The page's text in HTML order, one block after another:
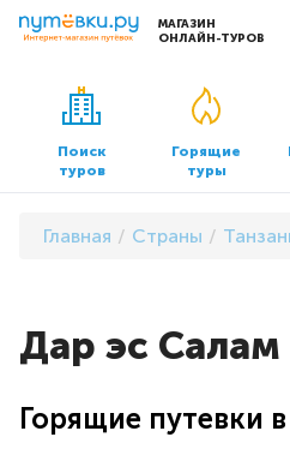
МАГАЗИН
ОНЛАЙН-ТУРОВ
Сервисы
Бронирование отелей
Трансфер
Поиск
туров
Горящие
туры
Главная Страны
Дар эс Салам
Горящие путевки